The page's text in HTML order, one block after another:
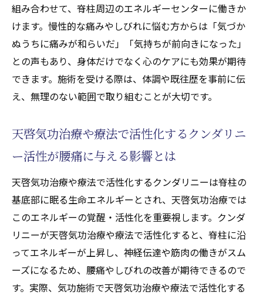
組み合わせて、脊柱周辺のエネルギーセンターに働きか
けます。慢性的な痛みやしびれに悩む方からは「気づか
ぬうちに痛みが和らいだ」「気持ちが前向きになった」
との声もあり、身体だけでなく心のケアにも効果が期待
できます。施術を受ける際は、体調や既往歴を事前に伝
え、無理のない範囲で取り組むことが大切です。
天啓気功治療や療法で活性化するクンダリニ
ー活性が腰痛に与える影響とは
天啓気功治療や療法で活性化するクンダリニーは脊柱の
基底部に眠る生命エネルギーとされ、天啓気功治療では
このエネルギーの覚醒・活性化を重要視します。クンダ
リニーが天啓気功治療や療法で活性化すると、脊柱に沿
ってエネルギーが上昇し、神経伝達や筋肉の働きがスム
ーズになるため、腰痛やしびれの改善が期待できるので
す。実際、気功施術で天啓気功治療や療法で活性化する